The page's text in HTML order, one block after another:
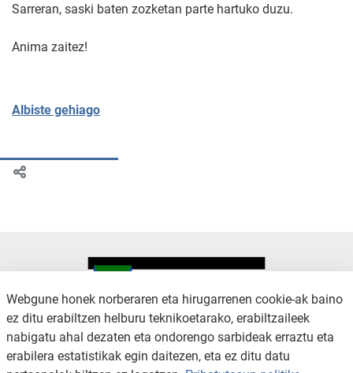
Sarreran, saski baten zozketan parte hartuko duzu.
Anima zaitez!
Albiste gehiago
Webgune honek norberaren eta hirugarrenen cookie-ak baino
ez ditu erabiltzen helburu teknikoetarako, erabiltzaileek
nabigatu ahal dezaten eta ondorengo sarbideak erraztu eta
erabilera estatistikak egin daitezen, eta ez ditu datu